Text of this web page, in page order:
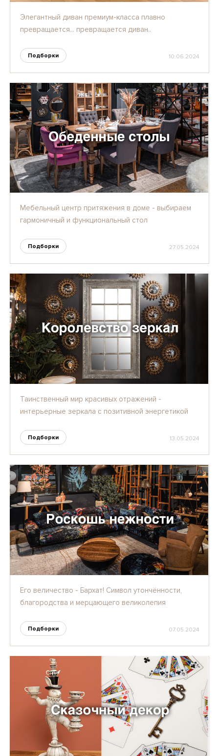
10.06.2024
Элегантный диван премиум-класса плавно
превращается... превращается диван..
Подборки
27.05.2024
Мебельный центр притяжения в доме - выбираем
гармоничный и функциональный стол
Подборки
13.05.2024
Таинственный мир красивых отражений -
интерьерные зеркала с позитивной энергетикой
Подборки
07.05.2024
Его величество - Бархат! Символ утончённости,
благородства и мерцающего великолепия
Подборки